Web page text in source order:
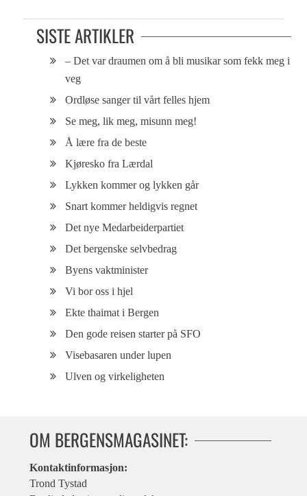
SISTE ARTIKLER
– Det var draumen om å bli musikar som fekk meg i
veg
Ordløse sanger til vårt felles hjem
Se meg, lik meg, misunn meg!
Å lære fra de beste
Kjøresko fra Lærdal
Lykken kommer og lykken går
Snart kommer heldigvis regnet
Det nye Medarbeiderpartiet
Det bergenske selvbedrag
Byens vaktminister
Vi bor oss i hjel
Ekte thaimat i Bergen
Den gode reisen starter på SFO
Visebasaren under lupen
Ulven og virkeligheten
OM BERGENSMAGASINET:
Kontaktinformasjon:
Trond Tystad